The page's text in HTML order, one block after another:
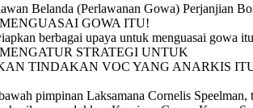
Belanda (Perlawanan Gowa) Perjanjian
GOWA ITU!
berbagai upaya untuk menguasai gowa itu
STRATEGI UNTUK
TINDAKAN VOC YANG ANARKIS
pimpinan Laksamana Cornelis Speelman,